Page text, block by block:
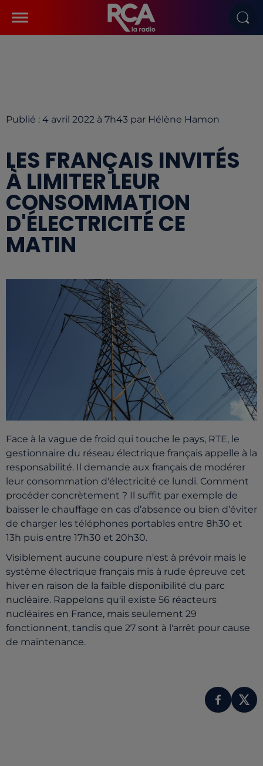
Publié : 4 avril 2022 à 7h43 par Hélène Hamon
LES FRANÇAIS INVITÉS
À LIMITER LEUR
CONSOMMATION
D'ÉLECTRICITÉ CE
MATIN
Face à la vague de froid qui touche le pays, RTE, le
gestionnaire du réseau électrique français appelle à la
responsabilité. Il demande aux français de modérer
leur consommation d'électricité ce lundi. Comment
procéder concrètement ? Il suffit par exemple de
baisser le chauffage en cas d’absence ou bien d’éviter
de charger les téléphones portables entre 8h30 et
13h puis entre 17h30 et 20h30.
Visiblement aucune coupure n'est à prévoir mais le
système électrique français mis à rude épreuve cet
hiver en raison de la faible disponibilité du parc
nucléaire. Rappelons qu'il existe 56 réacteurs
nucléaires en France, mais seulement 29
fonctionnent, tandis que 27 sont à l'arrêt pour cause
de maintenance.